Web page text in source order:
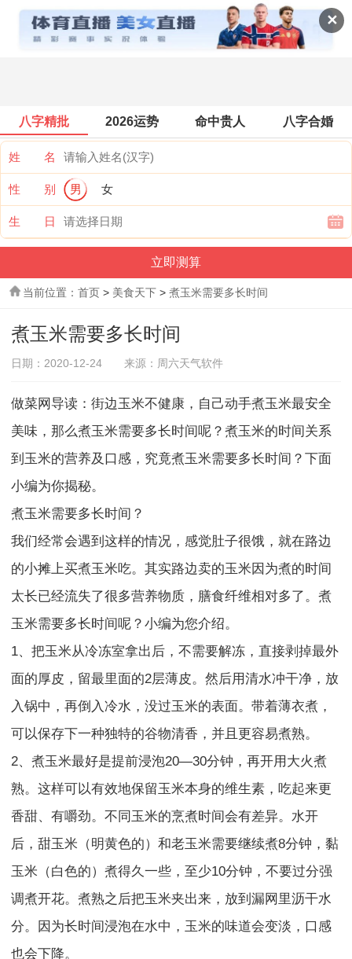
✕
美食天下
八字精批 2026运势 命中贵人 八字合婚
姓 名
性 别 男 女
生 日
当前位置： 首页> 美食天下> 煮玉米需要多长时间
煮玉米需要多长时间
日期：2020-12-24 来源：周六天气软件
做菜网导读 ：街边玉米不健康，自己动手煮玉米最安全
美味，那么煮玉米需要多长时间呢？煮玉米的时间关系
到玉米的营养及口感，究竟煮玉米需要多长时间？下面
小编为你揭秘。
煮玉米需要多长时间？
我们经常会遇到这样的情况，感觉肚子很饿，就在路边
的小摊上买煮玉米吃。其实路边卖的玉米因为煮的时间
太长已经流失了很多营养物质，膳食纤维相对多了。煮
玉米需要多长时间呢？小编为您介绍。
1、把玉米从冷冻室拿出后，不需要解冻，直接剥掉最外
面的厚皮，留最里面的2层薄皮。然后用清水冲干净，放
入锅中，再倒入冷水，没过玉米的表面。带着薄衣煮，
可以保存下一种独特的谷物清香，并且更容易煮熟。
2、煮玉米最好是提前浸泡20—30分钟，再开用大火煮
熟。这样可以有效地保留玉米本身的维生素，吃起来更
香甜、有嚼劲。不同玉米的烹煮时间会有差异。水开
后，甜玉米（明黄色的）和老玉米需要继续煮8分钟，黏
玉米（白色的）煮得久一些，至少10分钟，不要过分强
调煮开花。煮熟之后把玉米夹出来，放到漏网里沥干水
分。因为长时间浸泡在水中，玉米的味道会变淡，口感
也会下降。